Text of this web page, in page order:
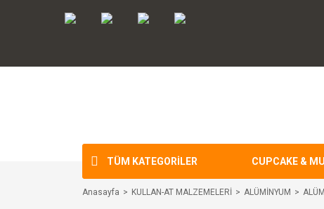
TÜM KATEGORİLER CUPCAKE &
Anasayfa KULLAN-AT MALZEMELERİ ALÜMİNYUM